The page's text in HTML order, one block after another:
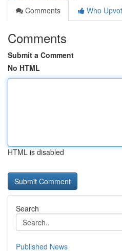
Comments
Who
Comments
Submit a Comment
No HTML
HTML is disabled
Search
Published News